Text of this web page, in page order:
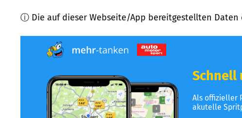
ⓘ Die auf dieser Webseite/App bereitgestellten
Schnell
Als offizieller
akutelle